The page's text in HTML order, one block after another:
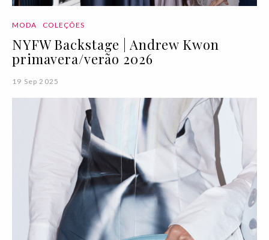
MODA COLEÇÕES
NYFW Backstage | Andrew Kwon
primavera/verão 2026
19 Sep 2025